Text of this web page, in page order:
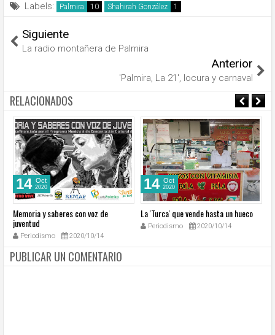
Labels: Palmira Shahirah González
Siguiente
La radio montañera de Palmira
Anterior
'Palmira, La 21', locura y carnaval
RELACIONADOS
14 Oct
2020
Memoria y saberes con voz de
juventud
Periodismo 2020/10/14
14 Oct
2020
La 'Turca' que vende hasta un hueco
Periodismo 2020/10/14
PUBLICAR UN COMENTARIO